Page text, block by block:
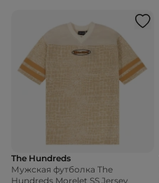
The Hundreds
Мужская футболка The
Hundreds Morelet SS Jersey